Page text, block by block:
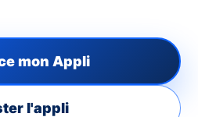
mon Appli
l'appli